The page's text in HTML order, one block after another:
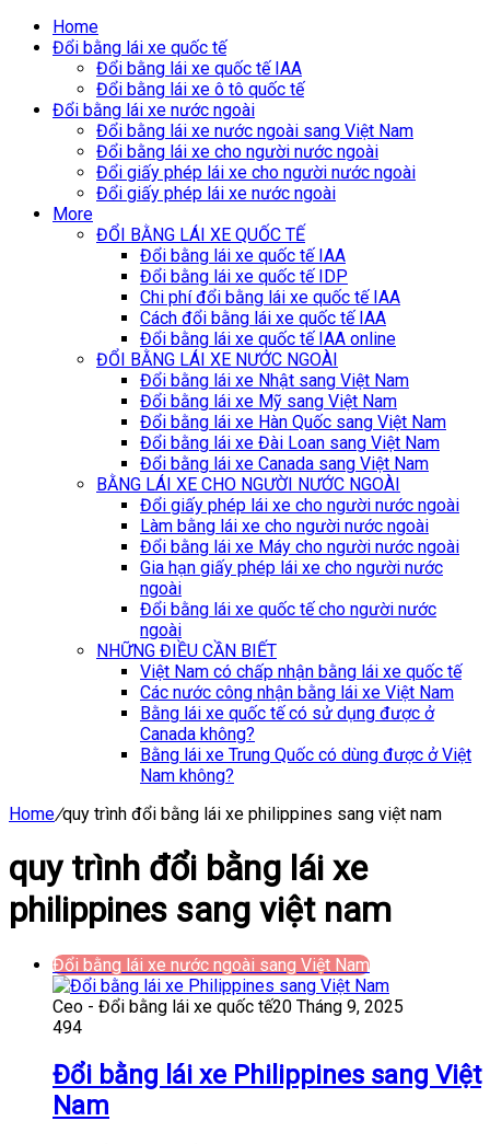
Home
Đổi bằng lái xe quốc tế
Đổi bằng lái xe quốc tế IAA
Đổi bằng lái xe ô tô quốc tế
Đổi bằng lái xe nước ngoài
Đổi bằng lái xe nước ngoài sang Việt Nam
Đổi bằng lái xe cho người nước ngoài
Đổi giấy phép lái xe cho người nước ngoài
Đổi giấy phép lái xe nước ngoài
More
ĐỔI BẰNG LÁI XE QUỐC TẾ
Đổi bằng lái xe quốc tế IAA
Đổi bằng lái xe quốc tế IDP
Chi phí đổi bằng lái xe quốc tế IAA
Cách đổi bằng lái xe quốc tế IAA
Đổi bằng lái xe quốc tế IAA online
ĐỔI BẰNG LÁI XE NƯỚC NGOÀI
Đổi bằng lái xe Nhật sang Việt Nam
Đổi bằng lái xe Mỹ sang Việt Nam
Đổi bằng lái xe Hàn Quốc sang Việt Nam
Đổi bằng lái xe Đài Loan sang Việt Nam
Đổi bằng lái xe Canada sang Việt Nam
BẰNG LÁI XE CHO NGƯỜI NƯỚC NGOÀI
Đổi giấy phép lái xe cho người nước ngoài
Làm bằng lái xe cho người nước ngoài
Đổi bằng lái xe Máy cho người nước ngoài
Gia hạn giấy phép lái xe cho người nước
ngoài
Đổi bằng lái xe quốc tế cho người nước
ngoài
NHỮNG ĐIỀU CẦN BIẾT
Việt Nam có chấp nhận bằng lái xe quốc tế
Các nước công nhận bằng lái xe Việt Nam
Bằng lái xe quốc tế có sử dụng được ở
Canada không?
Bằng lái xe Trung Quốc có dùng được ở Việt
Nam không?
Home/quy trình đổi bằng lái xe philippines sang việt nam
quy trình đổi bằng lái xe
philippines sang việt nam
Đổi bằng lái xe nước ngoài sang Việt Nam
Ceo - Đổi bằng lái xe quốc tế20 Tháng 9, 2025
494
Đổi bằng lái xe Philippines sang Việt
Nam